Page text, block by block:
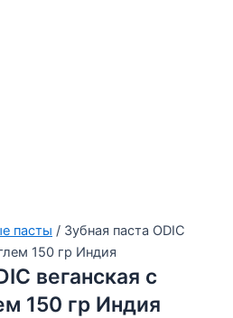
пасты / Зубная паста ODIC
150 гр Индия
веганская с
150 гр Индия